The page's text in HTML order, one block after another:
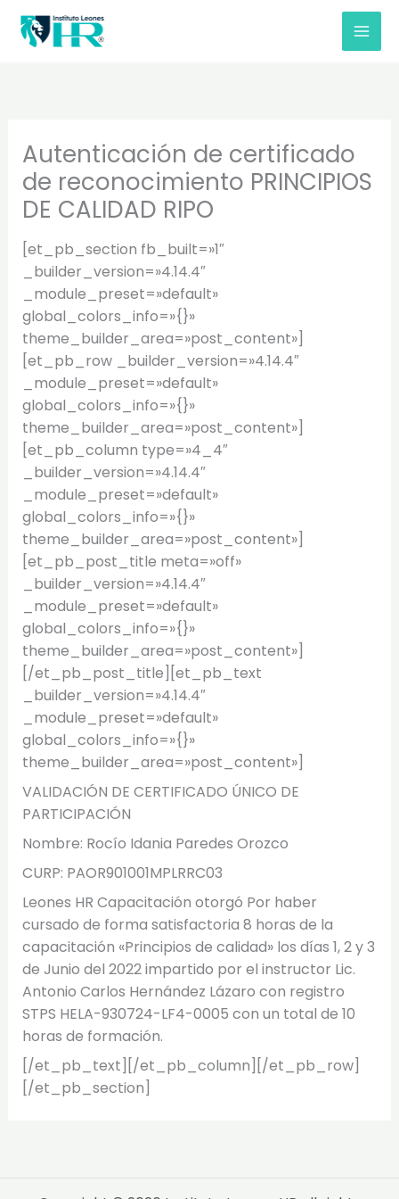
Autenticación de certificado
de reconocimiento PRINCIPIOS
DE CALIDAD RIPO
[et_pb_section fb_built=»1″
_builder_version=»4.14.4″
_module_preset=»default»
global_colors_info=»{}»
theme_builder_area=»post_content»]
[et_pb_row _builder_version=»4.14.4″
_module_preset=»default»
global_colors_info=»{}»
theme_builder_area=»post_content»]
[et_pb_column type=»4_4″
_builder_version=»4.14.4″
_module_preset=»default»
global_colors_info=»{}»
theme_builder_area=»post_content»]
[et_pb_post_title meta=»off»
_builder_version=»4.14.4″
_module_preset=»default»
global_colors_info=»{}»
theme_builder_area=»post_content»]
[/et_pb_post_title][et_pb_text
_builder_version=»4.14.4″
_module_preset=»default»
global_colors_info=»{}»
theme_builder_area=»post_content»]
VALIDACIÓN DE CERTIFICADO ÚNICO DE
PARTICIPACIÓN
Nombre: Rocío Idania Paredes Orozco
CURP: PAOR901001MPLRRC03
Leones HR Capacitación otorgó Por haber
cursado de forma satisfactoria 8 horas de la
capacitación «Principios de calidad» los días 1, 2 y 3
de Junio del 2022 impartido por el instructor Lic.
Antonio Carlos Hernández Lázaro con registro
STPS HELA-930724-LF4-0005 con un total de 10
horas de formación.
[/et_pb_text][/et_pb_column][/et_pb_row]
[/et_pb_section]